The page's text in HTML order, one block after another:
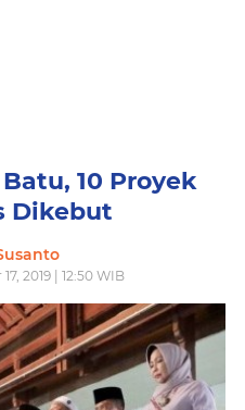
10 Proyek
Dikebut
2019 | 12:50 WIB